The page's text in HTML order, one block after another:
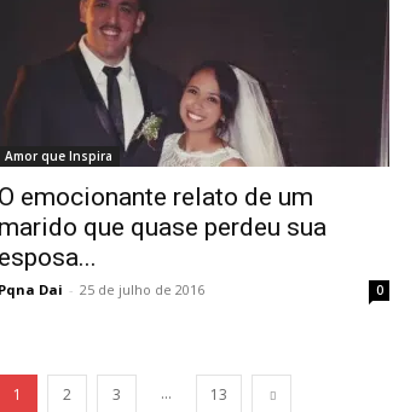
Amor que Inspira
O emocionante relato de um
marido que quase perdeu sua
esposa...
Pqna Dai - 25 de julho de 2016 0
1 2 3 ... 13